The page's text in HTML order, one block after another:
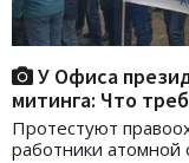
У Офиса
митинга: Что
Протестуют
работники атомной